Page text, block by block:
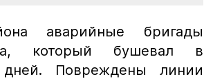
аварийные бригады
который бушевал в
дней. Повреждены линии